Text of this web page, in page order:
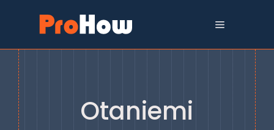
sisältöön
Valikko
Otaniemi